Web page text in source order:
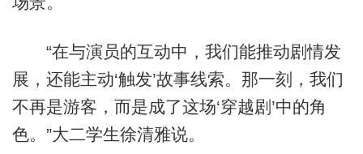
“在与演员的互动中，我们能推动剧情发
展，还能主动‘触发’故事线索。那一刻，我们
不再是游客，而是成了这场‘穿越剧’中的角
色。”大二学生徐清雅说。